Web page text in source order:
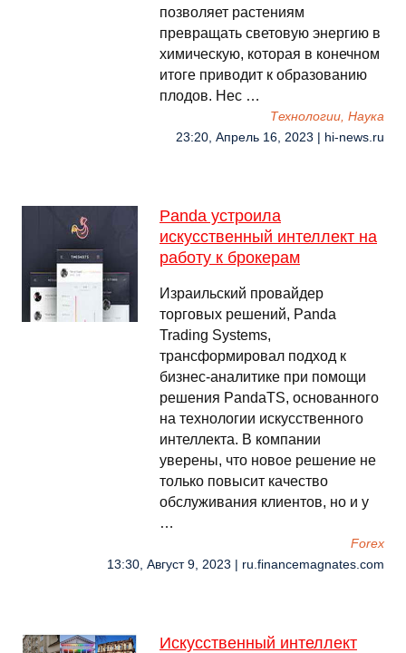
позволяет растениям
превращать световую энергию в
химическую, которая в конечном
итоге приводит к образованию
плодов. Нес …
Технологии, Наука
23:20, Апрель 16, 2023 | hi-news.ru
Panda устроила
искусственный интеллект на
работу к брокерам
Израильский провайдер
торговых решений, Panda
Trading Systems,
трансформировал подход к
бизнес-аналитике при помощи
решения PandaTS, основанного
на технологии искусственного
интеллекта. В компании
уверены, что новое решение не
только повысит качество
обслуживания клиентов, но и у
…
Forex
13:30, Август 9, 2023 | ru.financemagnates.com
Искусственный интеллект